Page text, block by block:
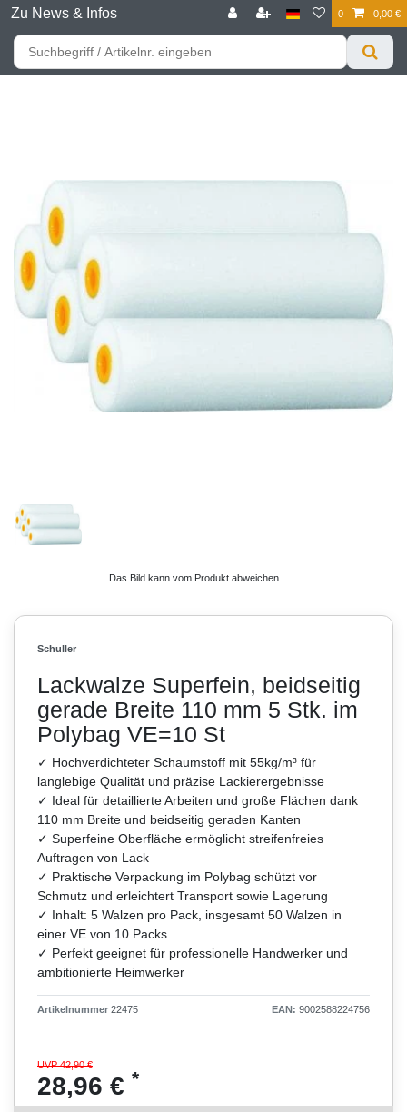
Zu News & Infos 0 0,00 €
Für bessere Preise HIER registrieren!
Das Bild kann vom Produkt abweichen
Schuller
Lackwalze Superfein, beidseitig
gerade Breite 110 mm 5 Stk. im
Polybag VE=10 St
✓ Hochverdichteter Schaumstoff mit 55kg/m³ für
langlebige Qualität und präzise Lackierergebnisse
✓ Ideal für detaillierte Arbeiten und große Flächen dank
110 mm Breite und beidseitig geraden Kanten
✓ Superfeine Oberfläche ermöglicht streifenfreies
Auftragen von Lack
✓ Praktische Verpackung im Polybag schützt vor
Schmutz und erleichtert Transport sowie Lagerung
✓ Inhalt: 5 Walzen pro Pack, insgesamt 50 Walzen in
einer VE von 10 Packs
✓ Perfekt geeignet für professionelle Handwerker und
ambitionierte Heimwerker
Artikelnummer 22475 EAN: 9002588224756
UVP 42,90 €
28,96 € *